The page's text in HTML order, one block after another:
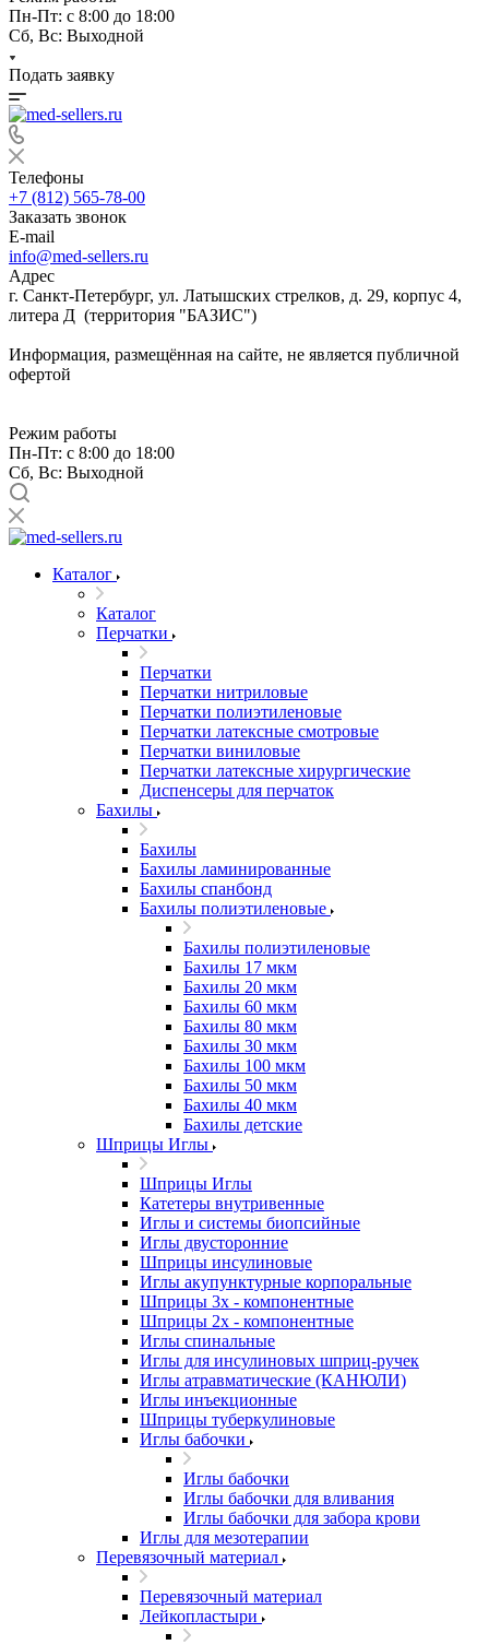
Пн-Пт: с 8:00 до 18:00
Сб, Вс: Выходной
Подать заявку
Телефоны
+7 (812) 565-78-00
Заказать звонок
E-mail
info@med-sellers.ru
Адрес
г. Санкт-Петербург, ул. Латышских стрелков, д. 29, корпус 4,
литера Д (территория "БАЗИС")
Информация, размещённая на сайте, не является публичной
офертой
Режим работы
Пн-Пт: с 8:00 до 18:00
Сб, Вс: Выходной
Каталог
Каталог
Перчатки
Перчатки
Перчатки нитриловые
Перчатки полиэтиленовые
Перчатки латексные смотровые
Перчатки виниловые
Перчатки латексные хирургические
Диспенсеры для перчаток
Бахилы
Бахилы
Бахилы ламинированные
Бахилы спанбонд
Бахилы полиэтиленовые
Бахилы полиэтиленовые
Бахилы 17 мкм
Бахилы 20 мкм
Бахилы 60 мкм
Бахилы 80 мкм
Бахилы 30 мкм
Бахилы 100 мкм
Бахилы 50 мкм
Бахилы 40 мкм
Бахилы детские
Шприцы Иглы
Шприцы Иглы
Катетеры внутривенные
Иглы и системы биопсийные
Иглы двусторонние
Шприцы инсулиновые
Иглы акупунктурные корпоральные
Шприцы 3х - компонентные
Шприцы 2х - компонентные
Иглы спинальные
Иглы для инсулиновых шприц-ручек
Иглы атравматические (КАНЮЛИ)
Иглы инъекционные
Шприцы туберкулиновые
Иглы бабочки
Иглы бабочки
Иглы бабочки для вливания
Иглы бабочки для забора крови
Иглы для мезотерапии
Перевязочный материал
Перевязочный материал
Лейкопластыри